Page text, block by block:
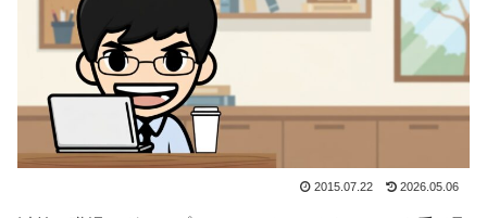
2015.07.22 2026.05.06